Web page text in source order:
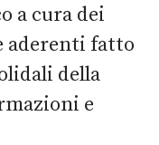
a cura dei
aderenti fatto
della
e